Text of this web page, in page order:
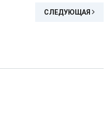
СЛЕДУЮЩАЯ